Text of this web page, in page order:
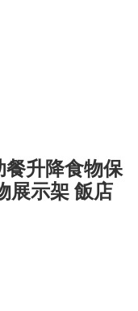
升降食物保
展示架 飯店